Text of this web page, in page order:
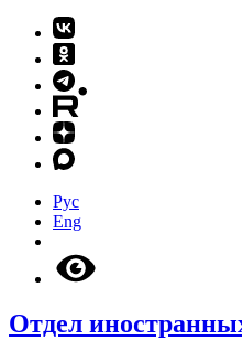
Рус
Eng
Отдел